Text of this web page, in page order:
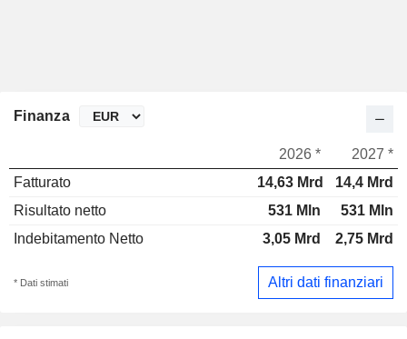
Finanza
2026 *
2027 *
Fatturato
14,63 Mrd
14,4 Mrd
Risultato netto
531 Mln
531 Mln
Indebitamento Netto
3,05 Mrd 2,75 Mrd
* Dati stimati Altri dati finanziari